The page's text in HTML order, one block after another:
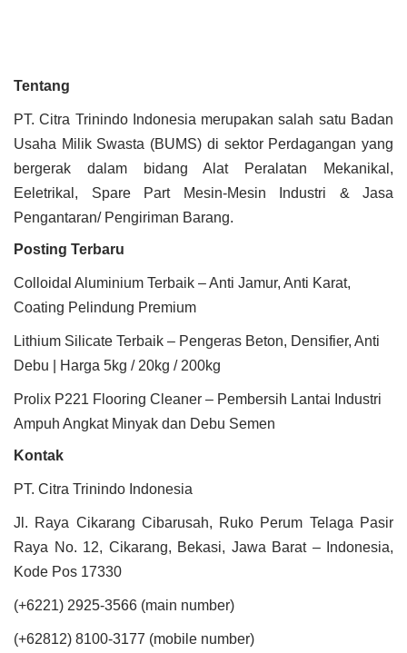
Tentang
PT. Citra Trinindo Indonesia merupakan salah satu Badan
Usaha Milik Swasta (BUMS) di sektor Perdagangan yang
bergerak dalam bidang Alat Peralatan Mekanikal,
Eeletrikal, Spare Part Mesin-Mesin Industri & Jasa
Pengantaran/ Pengiriman Barang.
Posting Terbaru
Colloidal Aluminium Terbaik – Anti Jamur, Anti Karat,
Coating Pelindung Premium
Lithium Silicate Terbaik – Pengeras Beton, Densifier, Anti
Debu | Harga 5kg / 20kg / 200kg
Prolix P221 Flooring Cleaner – Pembersih Lantai Industri
Ampuh Angkat Minyak dan Debu Semen
Kontak
PT. Citra Trinindo Indonesia
Jl. Raya Cikarang Cibarusah, Ruko Perum Telaga Pasir
Raya No. 12, Cikarang, Bekasi, Jawa Barat – Indonesia,
Kode Pos 17330
(+6221) 2925-3566 (main number)
(+62812) 8100-3177 (mobile number)